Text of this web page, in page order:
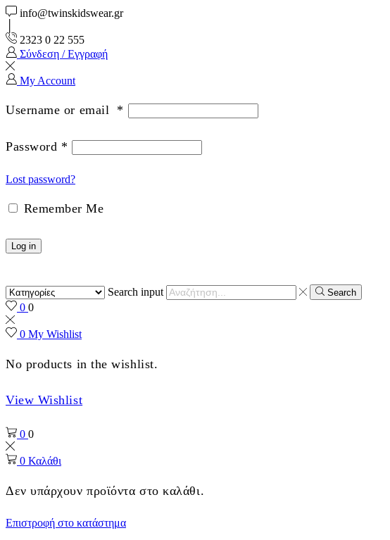
info@twinskidswear.gr
2323 0 22 555
Σύνδεση / Εγγραφή
My Account
Username or email *
Password *
Lost password?
Remember Me
Log in
Search input Search
0 0
0 My Wishlist
No products in the wishlist.
View Wishlist
0 0
0 Καλάθι
Δεν υπάρχουν προϊόντα στο καλάθι.
Επιστροφή στο κατάστημα